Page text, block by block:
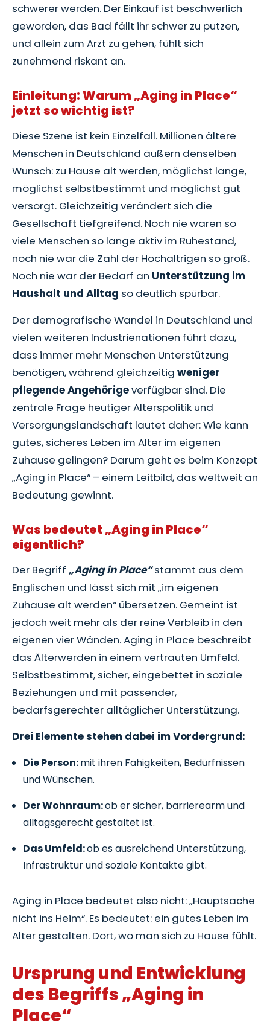
schwerer werden. Der Einkauf ist beschwerlich
geworden, das Bad fällt ihr schwer zu putzen,
und allein zum Arzt zu gehen, fühlt sich
zunehmend riskant an.
Einleitung: Warum „Aging in Place“
jetzt so wichtig ist?
Diese Szene ist kein Einzelfall. Millionen ältere
Menschen in Deutschland äußern denselben
Wunsch: zu Hause alt werden, möglichst lange,
möglichst selbstbestimmt und möglichst gut
versorgt. Gleichzeitig verändert sich die
Gesellschaft tiefgreifend. Noch nie waren so
viele Menschen so lange aktiv im Ruhestand,
noch nie war die Zahl der Hochaltrigen so groß.
Noch nie war der Bedarf an Unterstützung im
Haushalt und Alltag so deutlich spürbar.
Der demografische Wandel in Deutschland und
vielen weiteren Industrienationen führt dazu,
dass immer mehr Menschen Unterstützung
benötigen, während gleichzeitig weniger
pflegende Angehörigeverfügbar sind. Die
zentrale Frage heutiger Alterspolitik und
Versorgungslandschaft lautet daher: Wie kann
gutes, sicheres Leben im Alter im eigenen
Zuhause gelingen? Darum geht es beim Konzept
„Aging in Place“ – einem Leitbild, das weltweit an
Bedeutung gewinnt.
Was bedeutet „Aging in Place“
eigentlich?
Der Begriff „Aging in Place“ stammt aus dem
Englischen und lässt sich mit „im eigenen
Zuhause alt werden“ übersetzen. Gemeint ist
jedoch weit mehr als der reine Verbleib in den
eigenen vier Wänden. Aging in Place beschreibt
das Älterwerden in einem vertrauten Umfeld.
Selbstbestimmt, sicher, eingebettet in soziale
Beziehungen und mit passender,
bedarfsgerechter alltäglicher Unterstützung.
Drei Elemente stehen dabei im Vordergrund:
Die Person:mit ihren Fähigkeiten, Bedürfnissen
und Wünschen.
Der Wohnraum:ob er sicher, barrierearm und
alltagsgerecht gestaltet ist.
Das Umfeld:ob es ausreichend Unterstützung,
Infrastruktur und soziale Kontakte gibt.
Aging in Place bedeutet also nicht: „Hauptsache
nicht ins Heim“. Es bedeutet: ein gutes Leben im
Alter gestalten. Dort, wo man sich zu Hause fühlt.
Ursprung und Entwicklung
des Begriffs „Aging in
Place“